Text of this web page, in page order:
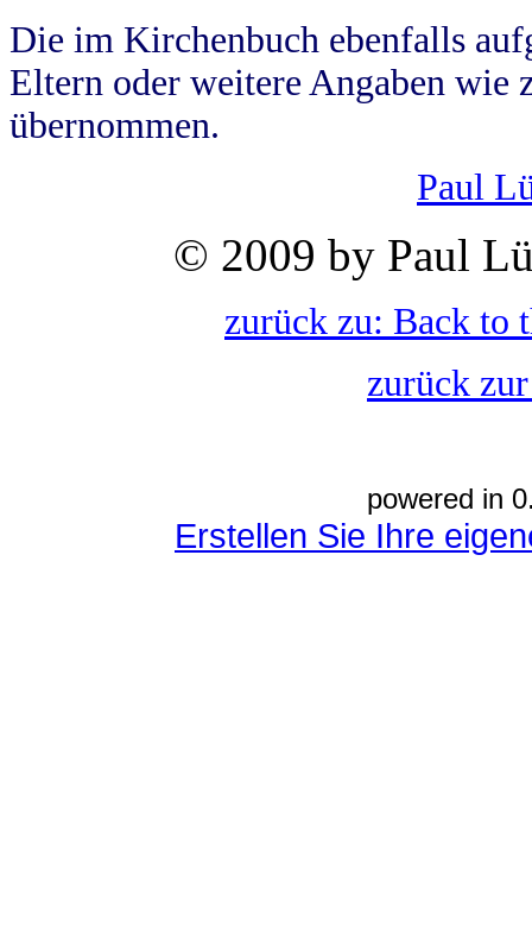
Die im Kirchenbuch ebenfalls
Eltern oder weitere Angaben wie
übernommen.
Paul
© 2009 by Paul
zurück zu: Back to
zurück
powered in
Erstellen Sie Ihre